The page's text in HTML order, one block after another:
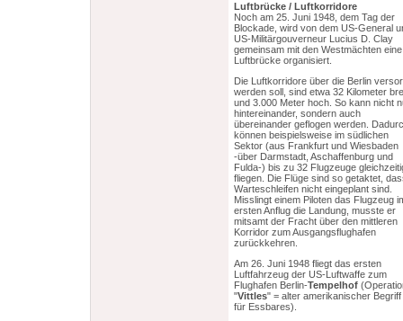
Luftbrücke / Luftkorridore
Noch am 25. Juni 1948, dem Tag der
Blockade, wird von dem US-General
US-Militärgouverneur Lucius D. Clay
gemeinsam mit den Westmächten eine
Luftbrücke organisiert.
Die Luftkorridore über die Berlin
werden soll, sind etwa 32 Kilometer
und 3.000 Meter hoch. So kann nicht
hintereinander, sondern auch
übereinander geflogen werden.
können beispielsweise im südlichen
Sektor (aus Frankfurt und Wiesbaden
-über Darmstadt, Aschaffenburg und
Fulda-) bis zu 32 Flugzeuge
fliegen. Die Flüge sind so getaktet,
Warteschleifen nicht eingeplant sind.
Misslingt einem Piloten das Flugzeug
ersten Anflug die Landung, musste er
mitsamt der Fracht über den mittleren
Korridor zum Ausgangsflughafen
zurückkehren.
Am 26. Juni 1948 fliegt das ersten
Luftfahrzeug der US-Luftwaffe zum
Flughafen Berlin-Tempelhof
"Vittles" = alter amerikanischer Begriff
für Essbares).